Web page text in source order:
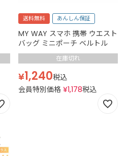
送料無料 あんしん保証
MY WAY スマホ 携帯 ウエスト
バッグ ミニポーチ ベルトル
在庫切れ
¥1,240税込
会員特別価格 ¥1,178税込